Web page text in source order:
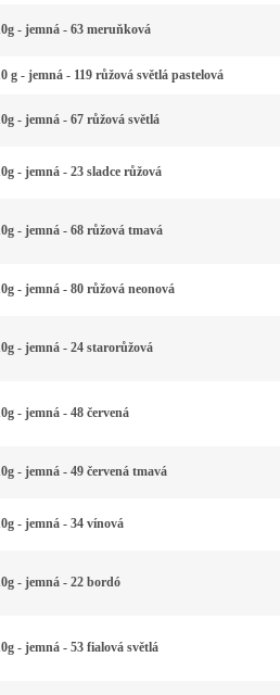
- jemná - 63 meruňková
g - jemná - 119 růžová světlá pastelová
- jemná - 67 růžová světlá
- jemná - 23 sladce růžová
- jemná - 68 růžová tmavá
- jemná - 80 růžová neonová
- jemná - 24 starorůžová
- jemná - 48 červená
- jemná - 49 červená tmavá
- jemná - 34 vínová
- jemná - 22 bordó
- jemná - 53 fialová světlá